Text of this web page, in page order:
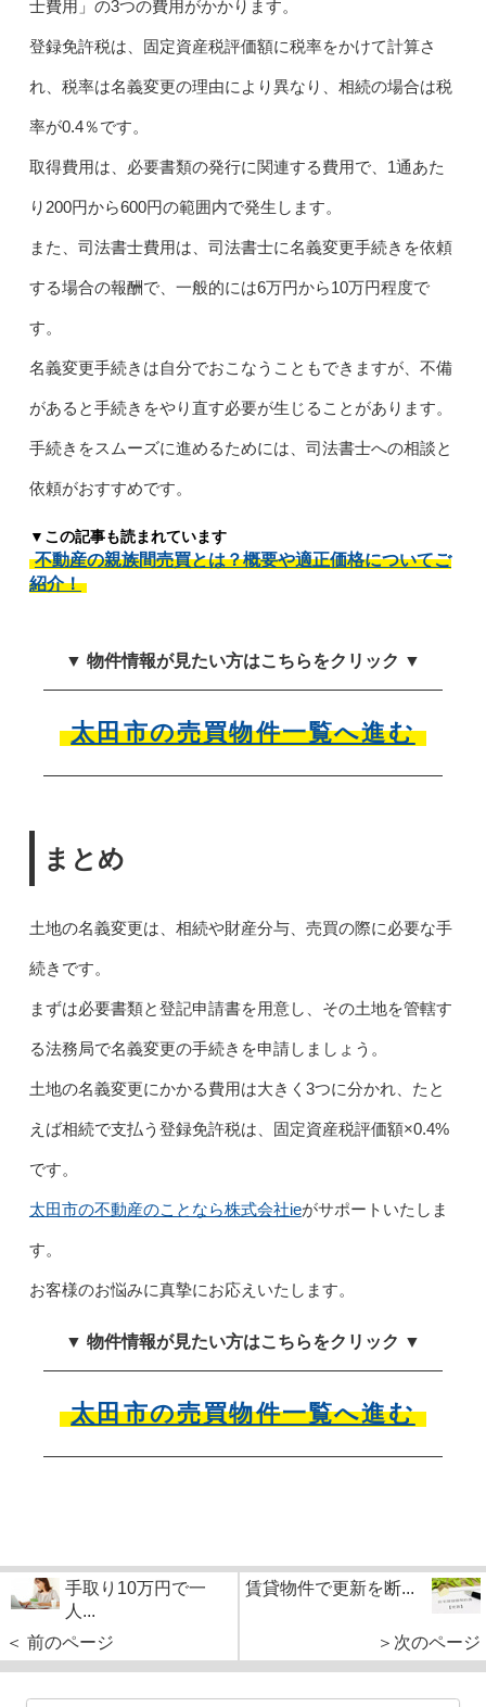
士費用」の3つの費用がかかります。
登録免許税は、固定資産税評価額に税率をかけて計算さ
れ、税率は名義変更の理由により異なり、相続の場合は税
率が0.4％です。
取得費用は、必要書類の発行に関連する費用で、1通あた
り200円から600円の範囲内で発生します。
また、司法書士費用は、司法書士に名義変更手続きを依頼
する場合の報酬で、一般的には6万円から10万円程度で
す。
名義変更手続きは自分でおこなうこともできますが、不備
があると手続きをやり直す必要が生じることがあります。
手続きをスムーズに進めるためには、司法書士への相談と
依頼がおすすめです。
▼この記事も読まれています
不動産の親族間売買とは？概要や適正価格についてご
紹介！
▼ 物件情報が見たい方はこちらをクリック ▼
太田市の売買物件一覧へ進む
まとめ
土地の名義変更は、相続や財産分与、売買の際に必要な手
続きです。
まずは必要書類と登記申請書を用意し、その土地を管轄す
る法務局で名義変更の手続きを申請しましょう。
土地の名義変更にかかる費用は大きく3つに分かれ、たと
えば相続で支払う登録免許税は、固定資産税評価額×0.4%
です。
太田市の不動産のことなら株式会社ieがサポートいたしま
す。
お客様のお悩みに真摯にお応えいたします。
▼ 物件情報が見たい方はこちらをクリック ▼
太田市の売買物件一覧へ進む
手取り10万円で一
人...
＜ 前のページ
賃貸物件で更新を断...
＞次のページ